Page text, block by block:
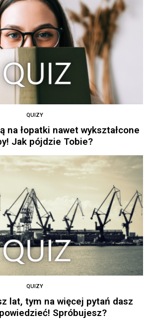
QUIZY
na łopatki nawet wykształcone
Jak pójdzie Tobie?
QUIZY
lat, tym na więcej pytań dasz
Spróbujesz?